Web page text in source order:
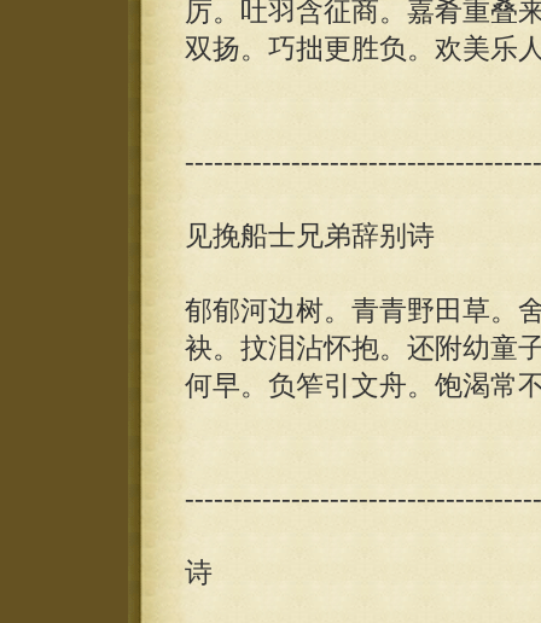
厉。吐羽含征商。嘉肴重叠
双扬。巧拙更胜负。欢美乐
见挽船士兄弟辞别诗
郁郁河边树。青青野田草。
袂。抆泪沾怀抱。还附幼童
何早。负笮引文舟。饱渴常
诗